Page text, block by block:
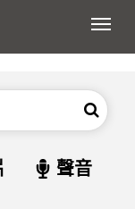
展
搜尋
聲音